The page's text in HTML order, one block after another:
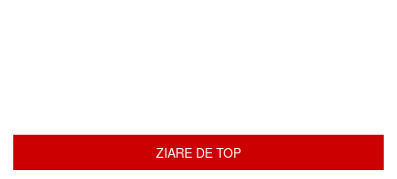
ZIARE DE TOP